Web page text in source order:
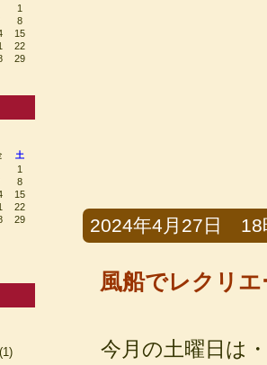
2024年4月27日 18
風船でレクリ
今月の土曜日は
1
8
15
22
29
土
1
8
15
22
29